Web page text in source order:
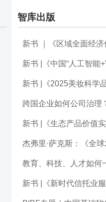
智库出版
新书 |《中国“人工智能
新书 |《2025美妆科学
跨国企业如何公司治理
新书 |《生态产品价值
教育、科技、人才如何
新书 |《新时代信托业